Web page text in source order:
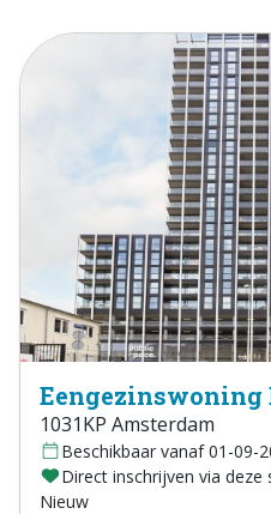
Eengezinswoning
1031KP Amsterdam
Beschikbaar vanaf 01-09-
Direct inschrijven via deze
Nieuw